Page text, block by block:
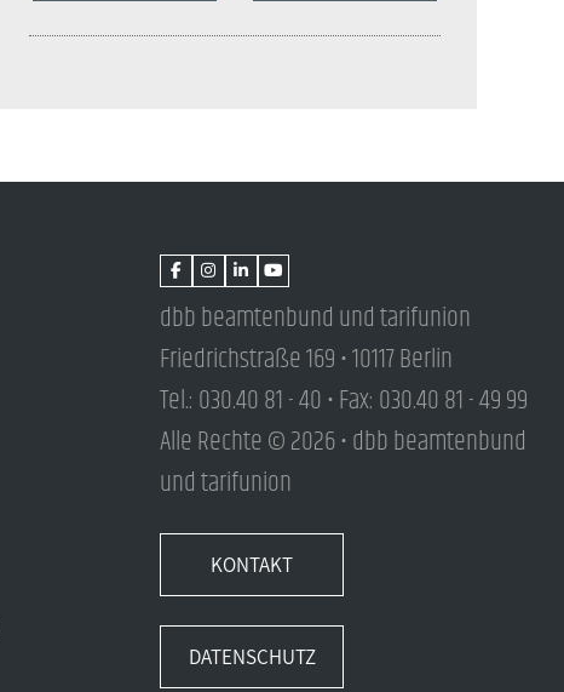
dbb beamtenbund und tarifunion
Friedrichstraße 169 • 10117 Berlin
Tel.: 030.40 81 - 40 • Fax: 030.40 81 - 49 99
Alle Rechte © 2026 • dbb beamtenbund
und tarifunion
KONTAKT
DATENSCHUTZ